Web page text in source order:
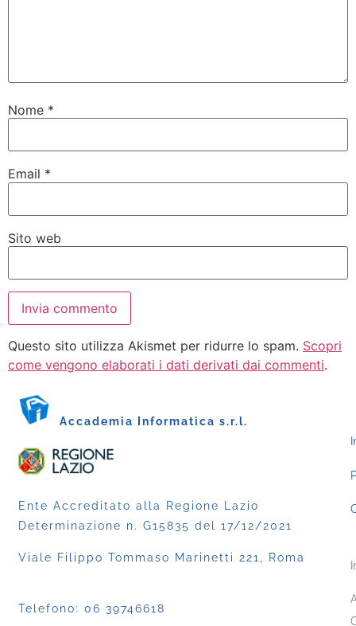
Nome *
Email *
Sito web
Questo sito utilizza Akismet per ridurre lo spam. Scopri
come vengono elaborati i dati derivati dai commenti.
Accademia Informatica s.r.l.
Ente Accreditato alla Regione Lazio
Determinazione n. G15835 del 17/12/2021
Viale Filippo Tommaso Marinetti 221, Roma
Telefono: 06 39746618